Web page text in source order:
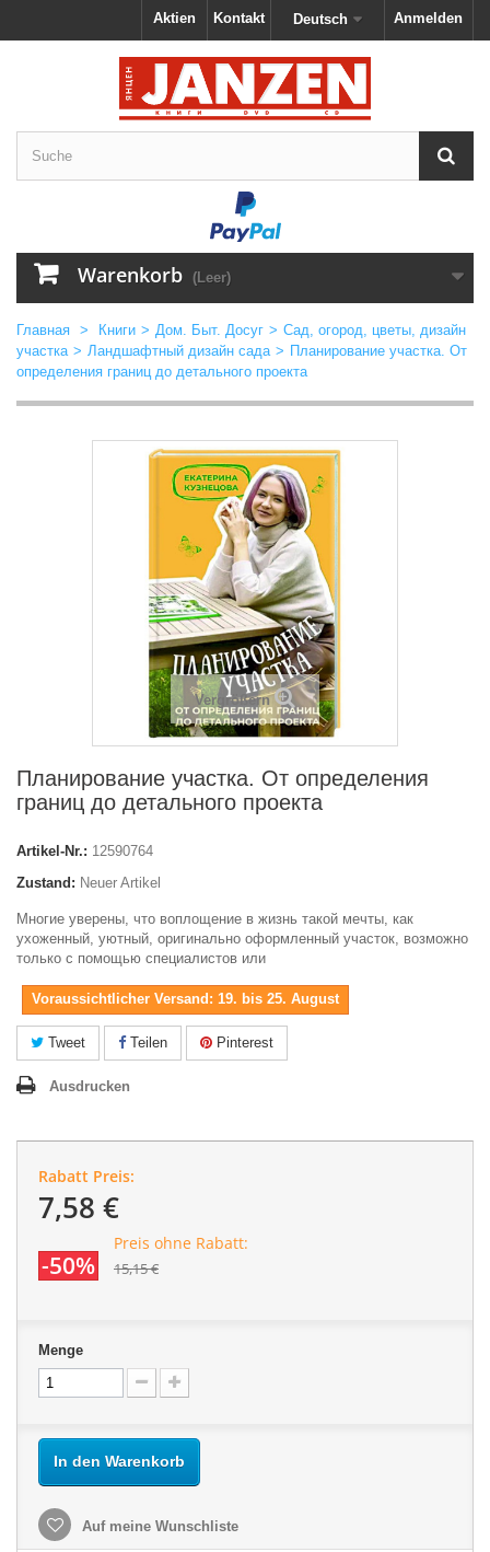
Anmelden
Deutsch
Kontakt
Aktien
Warenkorb (Leer)
Главная > Книги > Дом. Быт. Досуг > Сад, огород, цветы, дизайн
участка > Ландшафтный дизайн сада > Планирование участка. От
определения границ до детального проекта
Vergrößern
Планирование участка. От определения
границ до детального проекта
Artikel-Nr.: 12590764
Zustand: Neuer Artikel
Многие уверены, что воплощение в жизнь такой мечты, как
ухоженный, уютный, оригинально оформленный участок, возможно
только с помощью специалистов или
Voraussichtlicher Versand: 19. bis 25. August
Tweet Teilen Pinterest
Ausdrucken
Rabatt Preis:
7,58 €
-50%
Preis ohne Rabatt:
15,15 €
Menge
In den Warenkorb
Auf meine Wunschliste